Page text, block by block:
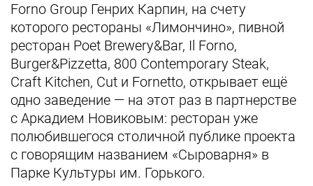
Forno Group Генрих Карпин, на счету
которого рестораны «Лимончино», пивной
ресторан Poet Brewery&Bar, Il Forno,
Burger&Pizzetta, 800 Contemporary Steak,
Craft Kitchen, Cut и Fornetto, открывает ещё
одно заведение — на этот раз в партнерстве
с Аркадием Новиковым: ресторан уже
полюбившегося столичной публике проекта
с говорящим названием «Сыроварня» в
Парке Культуры им. Горького.